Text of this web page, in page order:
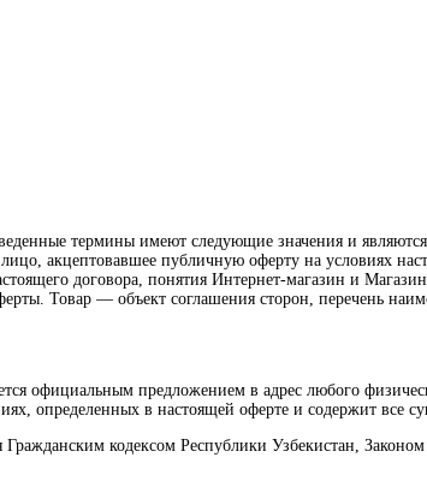
термины имеют следующие значения и
акцептовавшее публичную оферту на условиях
договора, понятия Интернет-магазин и
Товар — объект соглашения сторон, перечень
официальным предложением в адрес любого
определенных в настоящей оферте и содержит все
кодексом Республики Узбекистан,